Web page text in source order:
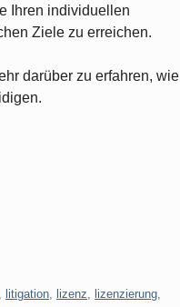
Ihren individuellen
Ziele zu erreichen.
darüber zu erfahren, wie
litigation lizenz lizenzierung